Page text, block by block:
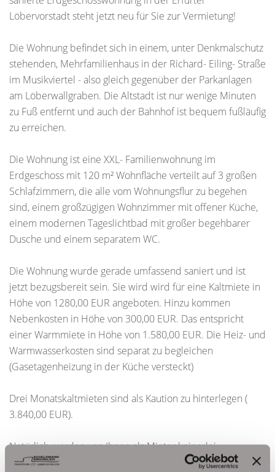
Löbervorstadt steht jetzt neu für Sie zur Vermietung!
Die Wohnung befindet sich in einem, unter Denkmalschutz
stehenden, Mehrfamilienhaus in der Richard- Eiling- Straße
im Musikviertel - also gleich gegenüber der Parkanlagen
am Löberwallgraben. Die Altstadt ist nur wenige Minuten
zu Fuß entfernt und auch der Bahnhof ist bequem fußläufig
zu erreichen.
Die Wohnung ist eine XXL- Familienwohnung im
Erdgeschoss mit 120 m² Wohnfläche verteilt auf 3 großen
Schlafzimmern, die alle vom Wohnungsflur zu begehen
sind, einem großzügigen Wohnzimmer mit offener Küche,
einem modernen Tageslichtbad mit großer begehbarer
Dusche und einem separatem WC.
Die Wohnung wurde gerade umfassend saniert und ist
jetzt bezugsbereit sein. Sie wird wird für eine Kaltmiete in
Höhe von 1280,00 EUR angeboten. Hinzu kommen
Nebenkosten in Höhe von 300,00 EUR. Das entspricht
einer Warmmiete in Höhe von 1.580,00 EUR. Die Heiz- und
Warmwasserkosten sind separat zu begleichen
(Gasetagenheizung in der Küche versteckt)
Drei Monatskaltmieten sind als Kaution zu hinterlegen (
3.840,00 EUR).
Natürlich werden von Ihnen als Mieter keinerlei
Provisionszahlungen oder Bearbeitungsgebühren erhoben.